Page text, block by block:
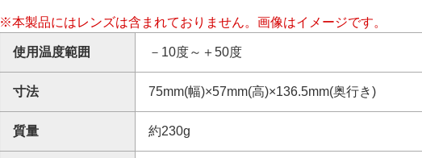
※本製品にはレンズは含まれておりません。画像はイメージです。
使用温度範囲 －10度～＋50度
寸法 75mm(幅)×57mm(高)×136.5mm(奥行き)
質量 約230g